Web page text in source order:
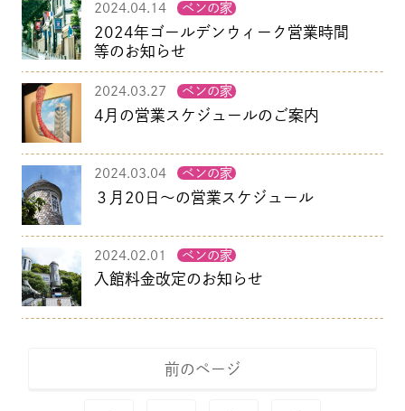
2024.04.14 ベンの家
2024年ゴールデンウィーク営業時間
等のお知らせ
2024.03.27 ベンの家
4月の営業スケジュールのご案内
2024.03.04 ベンの家
３月20日～の営業スケジュール
2024.02.01 ベンの家
入館料金改定のお知らせ
前のページ